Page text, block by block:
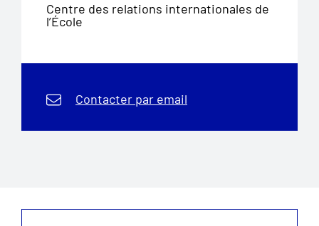
Centre des relations internationales de
l’École
Contacter par email